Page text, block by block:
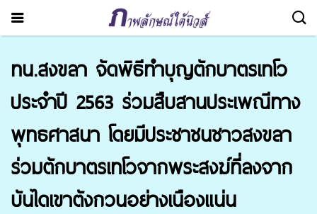
ทน.สงขลา จัดพิธีทำบุญตักบาตรเทโว
ประจำปี 2563 ร่วมสืบสานประเพณีทาง
พุทธศาสนา โดยมีประชาชนชาวสงขลา
ร่วมตักบาตรเทโวจากพระสงฆ์ที่ลงจาก
บันไดเขาตังกวนอย่างเนืองแน่น